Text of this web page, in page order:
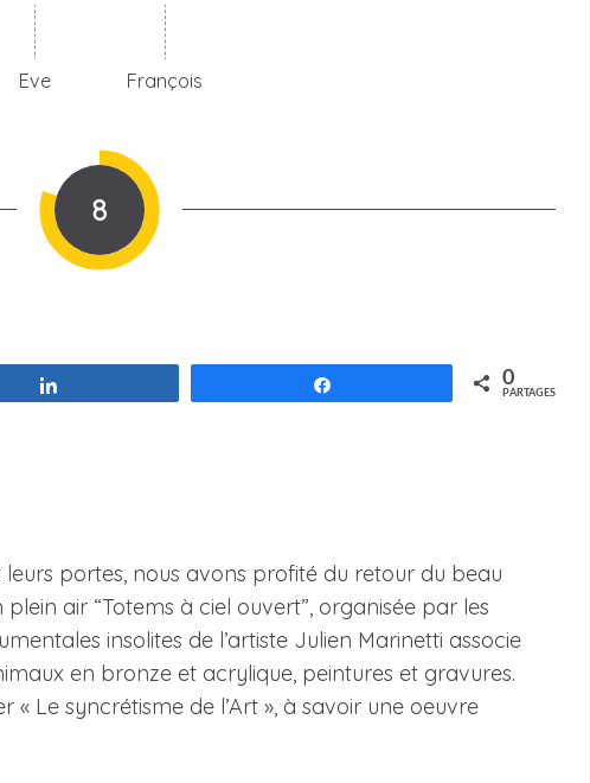
Eve François
8
0
PARTAGES
portes, nous avons profité du retour du beau
air “Totems à ciel ouvert”, organisée par les
insolites de l’artiste Julien Marinetti associe
en bronze et acrylique, peintures et gravures.
Le syncrétisme de l’Art », à savoir une oeuvre